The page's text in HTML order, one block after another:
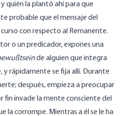
quién la plantó ahí para que
probable que el mensaje del
con respecto al Remanente.
o un predicador, expones una
de alguien que integra
y rápidamente se fija allí. Durante
después, empieza a preocupar
fin invade la mente consciente del
la corrompe. Mientras a él se le ha